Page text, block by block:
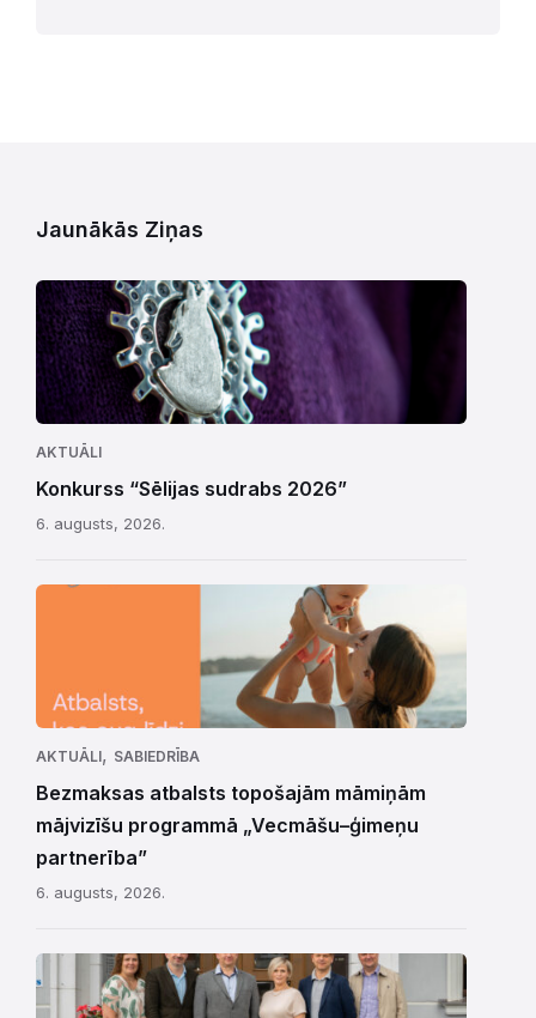
Jaunākās Ziņas
AKTUĀLI
Konkurss “Sēlijas sudrabs 2026”
6. augusts, 2026.
AKTUĀLI, SABIEDRĪBA
Bezmaksas atbalsts topošajām māmiņām
mājvizīšu programmā „Vecmāšu–ģimeņu
partnerība”
6. augusts, 2026.